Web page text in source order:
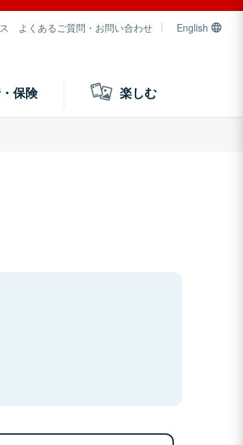
よくあるご質問・お問い合わせ English
保険 楽しむ